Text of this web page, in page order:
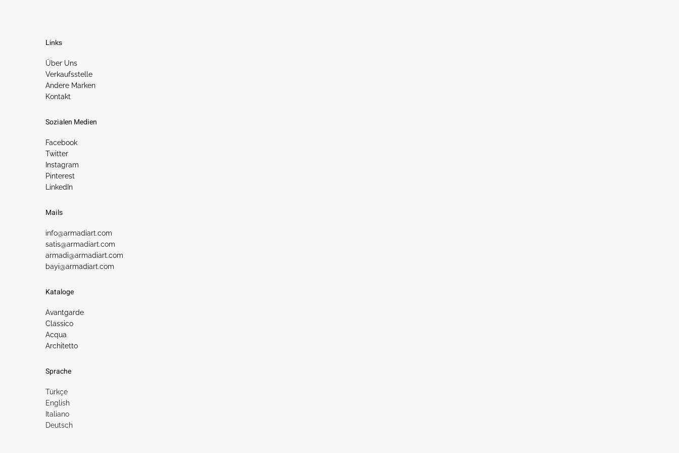
Links
Über Uns
Verkaufsstelle
Andere Marken
Kontakt
Sozialen Medien
Facebook
Twitter
Instagram
Pinterest
LinkedIn
Mails
info@armadiart.com
satis@armadiart.com
armadi@armadiart.com
bayi@armadiart.com
Kataloge
Avantgarde
Classico
Acqua
Architetto
Sprache
Türkçe
English
Italiano
Deutsch